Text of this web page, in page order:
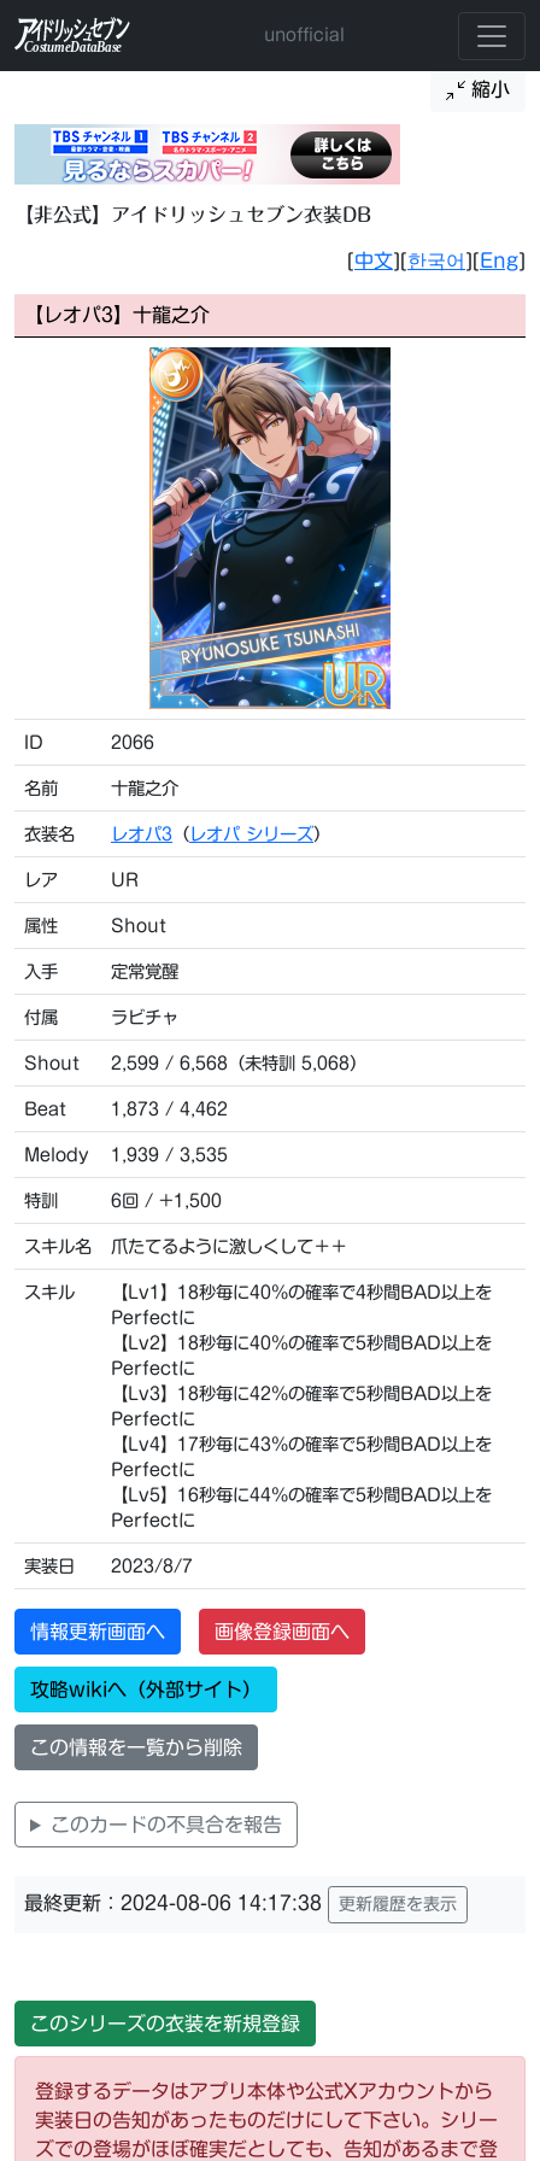
unofficial
縮小
【非公式】アイドリッシュセブン衣装DB
[中文][한국어 ][Eng]
【レオパ3】十龍之介
ID 2066
名前 十龍之介
衣装名 レオパ3 （ レオパ シリーズ）
レア UR
属性 Shout
入手 定常覚醒
付属 ラビチャ
Shout 2,599 / 6,568（未特訓 5,068）
Beat 1,873 / 4,462
Melody 1,939 / 3,535
特訓 6回 / +1,500
スキル名 爪たてるように激しくして＋＋
スキル
【Lv1】18秒毎に40％の確率で4秒間BAD以上を
Perfectに
【Lv2】18秒毎に40％の確率で5秒間BAD以上を
Perfectに
【Lv3】18秒毎に42％の確率で5秒間BAD以上を
Perfectに
【Lv4】17秒毎に43％の確率で5秒間BAD以上を
Perfectに
【Lv5】16秒毎に44％の確率で5秒間BAD以上を
Perfectに
実装日 2023/8/7
情報更新画面へ 画像登録画面へ
攻略wikiへ（外部サイト）
この情報を一覧から削除
このカードの不具合を報告
最終更新：2024-08-06 14:17:38 更新履歴を表示
このシリーズの衣装を新規登録
登録するデータはアプリ本体や公式Xアカウントから
実装日の告知があったものだけにして下さい。シリー
ズでの登場がほぼ確実だとしても、告知があるまで登